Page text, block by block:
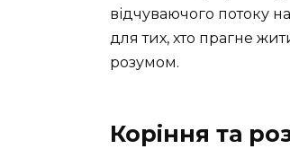
відчуваючого потоку
для тих, хто прагне
розумом.
Коріння та